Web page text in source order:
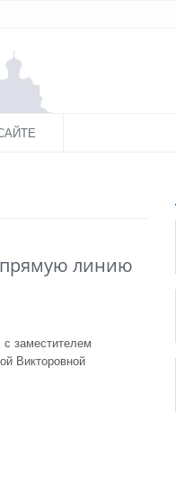
прямую линию
заместителем
Викторовной